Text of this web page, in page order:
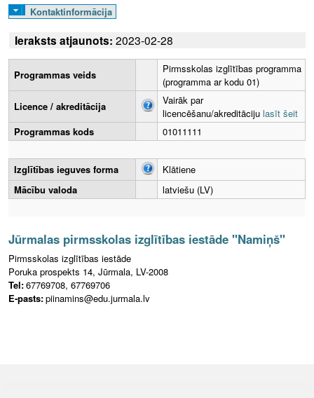
Kontaktinformācija
Ieraksts atjaunots: 2023-02-28
Programmas veids
Pirmsskolas izglītības programma
(programma ar kodu 01)
Licence / akreditācija
Vairāk par
licencēšanu/akreditāciju lasīt šeit
Programmas kods
01011111
Izglītības ieguves forma
Klātiene
Mācību valoda
latviešu (LV)
Jūrmalas pirmsskolas izglītības iestāde "Namiņš"
Pirmsskolas izglītības iestāde
Poruka prospekts 14, Jūrmala, LV-2008
Tel:67769708, 67769706
E-pasts:piinamins@edu.jurmala.lv